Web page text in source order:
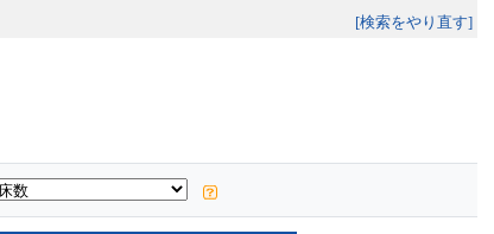
[検索をやり直す]